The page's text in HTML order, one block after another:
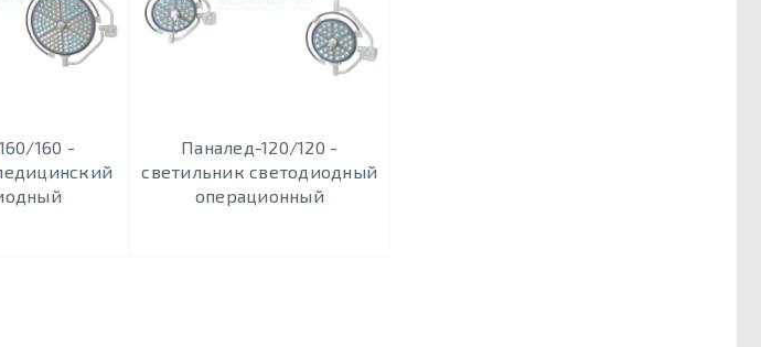
160 -
Паналед-120/120 -
светильник светодиодный
операционный